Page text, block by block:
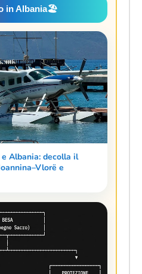
in Albania🏖️
Albania: decolla il
e